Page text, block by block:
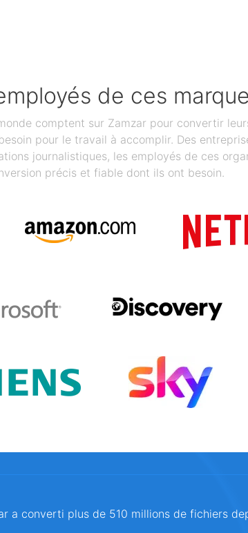
de ces
comptent sur Zamzar pour convertir
pour le travail à accomplir. Des
journalistiques, les employés de ces
précis et fiable dont ils ont besoin.
a converti plus de 510 millions de fichiers